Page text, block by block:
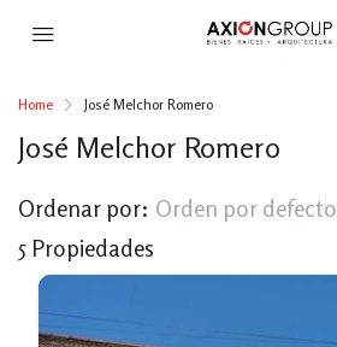
Home José Melchor Romero
José Melchor Romero
5 Propiedades
Ordenar por: Orden por defecto